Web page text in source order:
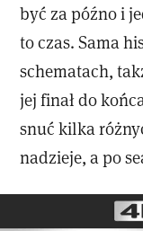
być za późno i
to czas. Sama
schematach,
jej finał do
snuć kilka
nadzieje, a po